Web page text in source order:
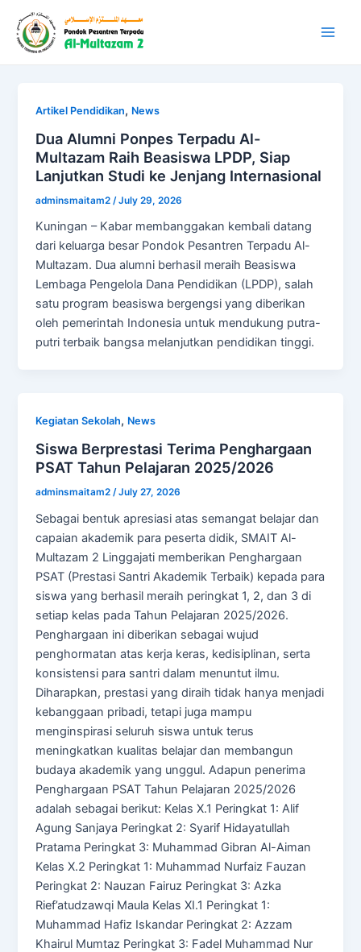
content
Artikel Pendidikan, News
Dua Alumni Ponpes Terpadu Al-
Multazam Raih Beasiswa LPDP, Siap
Lanjutkan Studi ke Jenjang Internasional
adminsmaitam2 /July 29, 2026
Kuningan – Kabar membanggakan kembali datang
dari keluarga besar Pondok Pesantren Terpadu Al-
Multazam. Dua alumni berhasil meraih Beasiswa
Lembaga Pengelola Dana Pendidikan (LPDP), salah
satu program beasiswa bergengsi yang diberikan
oleh pemerintah Indonesia untuk mendukung putra-
putri terbaik bangsa melanjutkan pendidikan tinggi.
Kegiatan Sekolah, News
Siswa Berprestasi Terima Penghargaan
PSAT Tahun Pelajaran 2025/2026
adminsmaitam2/July 27, 2026
Sebagai bentuk apresiasi atas semangat belajar dan
capaian akademik para peserta didik, SMAIT Al-
Multazam 2 Linggajati memberikan Penghargaan
PSAT (Prestasi Santri Akademik Terbaik) kepada para
siswa yang berhasil meraih peringkat 1, 2, dan 3 di
setiap kelas pada Tahun Pelajaran 2025/2026.
Penghargaan ini diberikan sebagai wujud
penghormatan atas kerja keras, kedisiplinan, serta
konsistensi para santri dalam menuntut ilmu.
Diharapkan, prestasi yang diraih tidak hanya menjadi
kebanggaan pribadi, tetapi juga mampu
menginspirasi seluruh siswa untuk terus
meningkatkan kualitas belajar dan membangun
budaya akademik yang unggul. Adapun penerima
Penghargaan PSAT Tahun Pelajaran 2025/2026
adalah sebagai berikut: Kelas X.1 Peringkat 1: Alif
Agung Sanjaya Peringkat 2: Syarif Hidayatullah
Pratama Peringkat 3: Muhammad Gibran Al-Aiman
Kelas X.2 Peringkat 1: Muhammad Nurfaiz Fauzan
Peringkat 2: Nauzan Fairuz Peringkat 3: Azka
Rief’atudzawqi Maula Kelas XI.1 Peringkat 1:
Muhammad Hafiz Iskandar Peringkat 2: Azzam
Khairul Mumtaz Peringkat 3: Fadel Muhammad Nur
pagination